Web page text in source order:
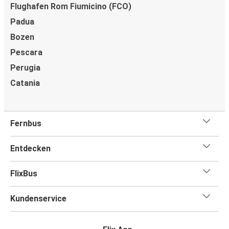
Flughafen Rom Fiumicino (FCO)
Padua
Bozen
Pescara
Perugia
Catania
Fernbus
Entdecken
FlixBus
Kundenservice